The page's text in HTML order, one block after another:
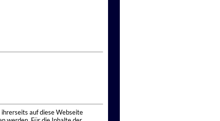
auf diese Webseite